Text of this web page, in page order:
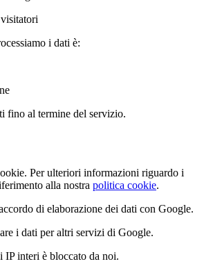
i dati è:
fino al termine del servizio.
Per ulteriori informazioni riguardo i
alla nostra politica cookie.
di elaborazione dei dati con Google.
i dati per altri servizi di Google.
interi è bloccato da noi.